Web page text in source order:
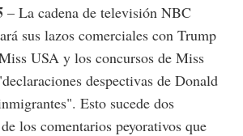
– La cadena de televisión NBC
sus lazos comerciales con Trump
USA y los concursos de Miss
despectivas de Donald
Esto sucede dos
de los comentarios peyorativos que